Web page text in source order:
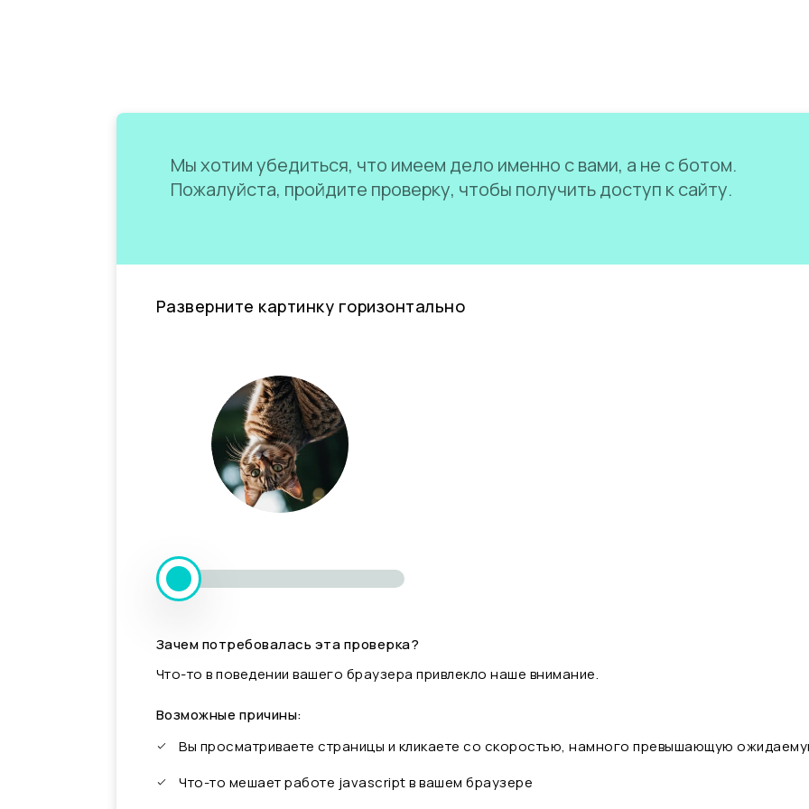
Мы хотим убедиться, что имеем дело именно с вами, а не с ботом.
Пожалуйста, пройдите проверку, чтобы получить доступ к сайту.
Разверните картинку горизонтально
Зачем потребовалась эта проверка?
Что-то в поведении вашего браузера привлекло наше внимание.
Возможные причины:
Вы просматриваете страницы и кликаете со скоростью, намного превышающую
Что-то мешает работе javascript в вашем браузере